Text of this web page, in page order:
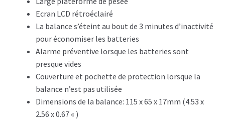
Ecran LCD rétroéclairé
La balance s’éteint au bout de 3 minutes d’inactivité
pour économiser les batteries
Alarme préventive lorsque les batteries sont
presque vides
Couverture et pochette de protection lorsque la
balance n’est pas utilisée
Dimensions de la balance: 115 x 65 x 17mm (4.53 x
2.56 x 0.67 « )